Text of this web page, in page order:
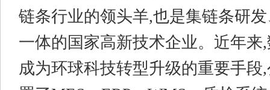
链条行业的领头羊,也是集链条研
一体的国家高新技术企业。近年来
成为环球科技转型升级的重要手段